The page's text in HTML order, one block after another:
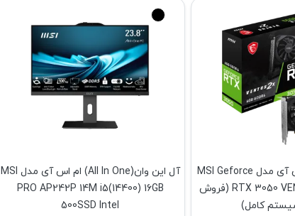
کارت گرافیک ام اس آی مدل MSI Geforce
RTX 3050 VENTUS 2X E 6G OC (فروش
کامل)
آل این وان(All In One) ام اس آی مدل MSI
PRO AP242P 14M i5(14400) 16GB
500SSD Intel